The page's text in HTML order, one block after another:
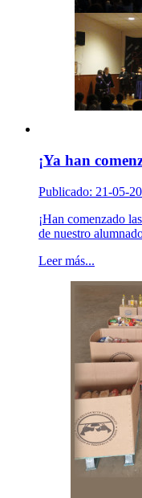
¡Ya han
Publicado: 21-05-
¡Han comenzado
de nuestro
Leer más...